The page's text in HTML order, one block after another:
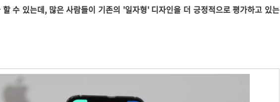
수 있는데, 많은 사람들이 기존의 '일자형' 디자인을 더 긍정적으로 평가하고 있는